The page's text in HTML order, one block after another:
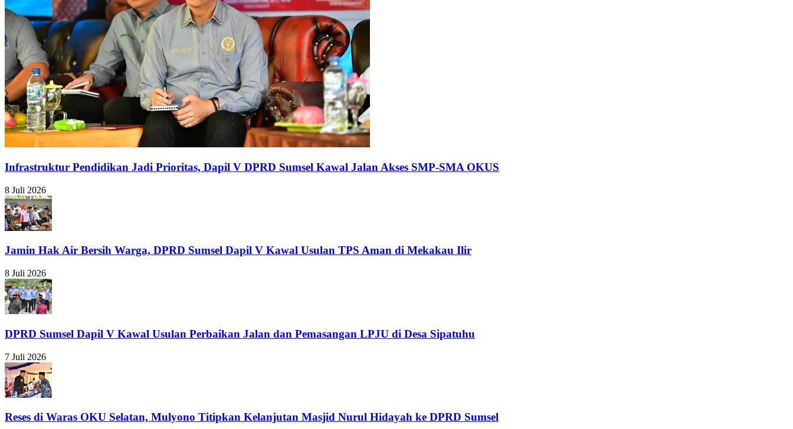
Infrastruktur Pendidikan Jadi Prioritas, Dapil V DPRD Sumsel Kawal Jalan Akses SMP-SMA OKUS
8 Juli 2026
Jamin Hak Air Bersih Warga, DPRD Sumsel Dapil V Kawal Usulan TPS Aman di Mekakau Ilir
8 Juli 2026
DPRD Sumsel Dapil V Kawal Usulan Perbaikan Jalan dan Pemasangan LPJU di Desa Sipatuhu
7 Juli 2026
Reses di Waras OKU Selatan, Mulyono Titipkan Kelanjutan Masjid Nurul Hidayah ke DPRD Sumsel